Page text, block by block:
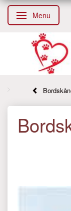
Skifte navigation
Menu